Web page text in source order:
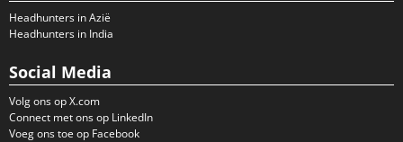
Headhunters in Azië
Headhunters in India
Social Media
Volg ons op X.com
Connect met ons op LinkedIn
Voeg ons toe op Facebook